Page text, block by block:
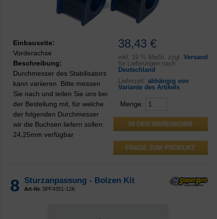
38,43 €
inkl. 19 % MwSt. zzgl. Versand
für Lieferungen nach
Deutschland
Lieferzeit: abhängig von
Variante des Artikels
Menge:
FRAGE ZUM PRODUKT
Einbauseite:
Vorderachse
Beschreibung:
Durchmesser des Stabilisators
kann variieren. Bitte messen
Sie nach und teilen Sie uns bei
der Bestellung mit, für welche
der folgenden Durchmesser
wir die Buchsen liefern sollen:
24,25mm verfügbar
8 Sturzanpassung - Bolzen Kit
Art-Nr. SPF4351-12K